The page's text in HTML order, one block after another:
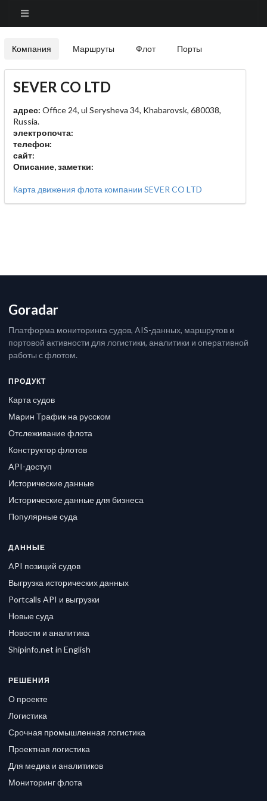
Компания Маршруты Флот Порты
SEVER CO LTD
адрес: Office 24, ul Serysheva 34, Khabarovsk, 680038,
Russia.
электропочта:
телефон:
сайт:
Описание, заметки:
Карта движения флота компании SEVER CO LTD
Goradar
Платформа мониторинга судов, AIS-данных, маршрутов и
портовой активности для логистики, аналитики и оперативной
работы с флотом.
ПРОДУКТ
Карта судов
Марин Трафик на русском
Отслеживание флота
Конструктор флотов
API-доступ
Исторические данные
Исторические данные для бизнеса
Популярные суда
ДАННЫЕ
API позиций судов
Выгрузка исторических данных
Portcalls API и выгрузки
Новые суда
Новости и аналитика
Shipinfo.net in English
РЕШЕНИЯ
О проекте
Логистика
Срочная промышленная логистика
Проектная логистика
Для медиа и аналитиков
Мониторинг флота